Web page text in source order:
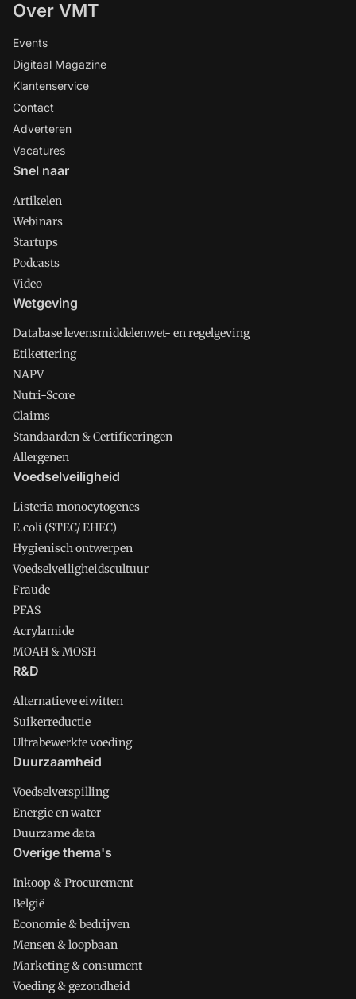
Over VMT
Events
Digitaal Magazine
Klantenservice
Contact
Adverteren
Vacatures
Snel naar
Artikelen
Webinars
Startups
Podcasts
Video
Wetgeving
Database levensmiddelenwet- en regelgeving
Etikettering
NAPV
Nutri-Score
Claims
Standaarden & Certificeringen
Allergenen
Voedselveiligheid
Listeria monocytogenes
E.coli (STEC/ EHEC)
Hygienisch ontwerpen
Voedselveiligheidscultuur
Fraude
PFAS
Acrylamide
MOAH & MOSH
R&D
Alternatieve eiwitten
Suikerreductie
Ultrabewerkte voeding
Duurzaamheid
Voedselverspilling
Energie en water
Duurzame data
Overige thema's
Inkoop & Procurement
België
Economie & bedrijven
Mensen & loopbaan
Marketing & consument
Voeding & gezondheid